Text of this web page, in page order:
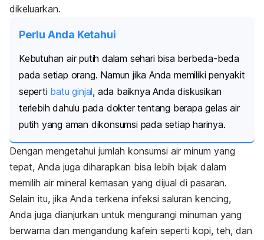
dikeluarkan.
Perlu Anda Ketahui
Kebutuhan air putih dalam sehari bisa berbeda-beda
pada setiap orang. Namun jika Anda memiliki penyakit
seperti batu ginjal, ada baiknya Anda diskusikan
terlebih dahulu pada dokter tentang berapa gelas air
putih yang aman dikonsumsi pada setiap harinya.
Dengan mengetahui jumlah konsumsi air minum yang
tepat, Anda juga diharapkan bisa lebih bijak dalam
memilih air mineral kemasan yang dijual di pasaran.
Selain itu, jika Anda terkena infeksi saluran kencing,
Anda juga dianjurkan untuk mengurangi minuman yang
berwarna dan mengandung kafein seperti kopi, teh, dan